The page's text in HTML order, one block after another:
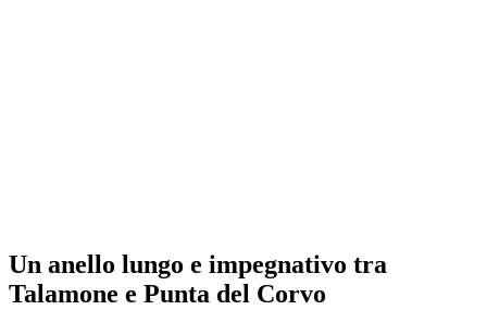
Un anello lungo e impegnativo tra
Talamone e Punta del Corvo